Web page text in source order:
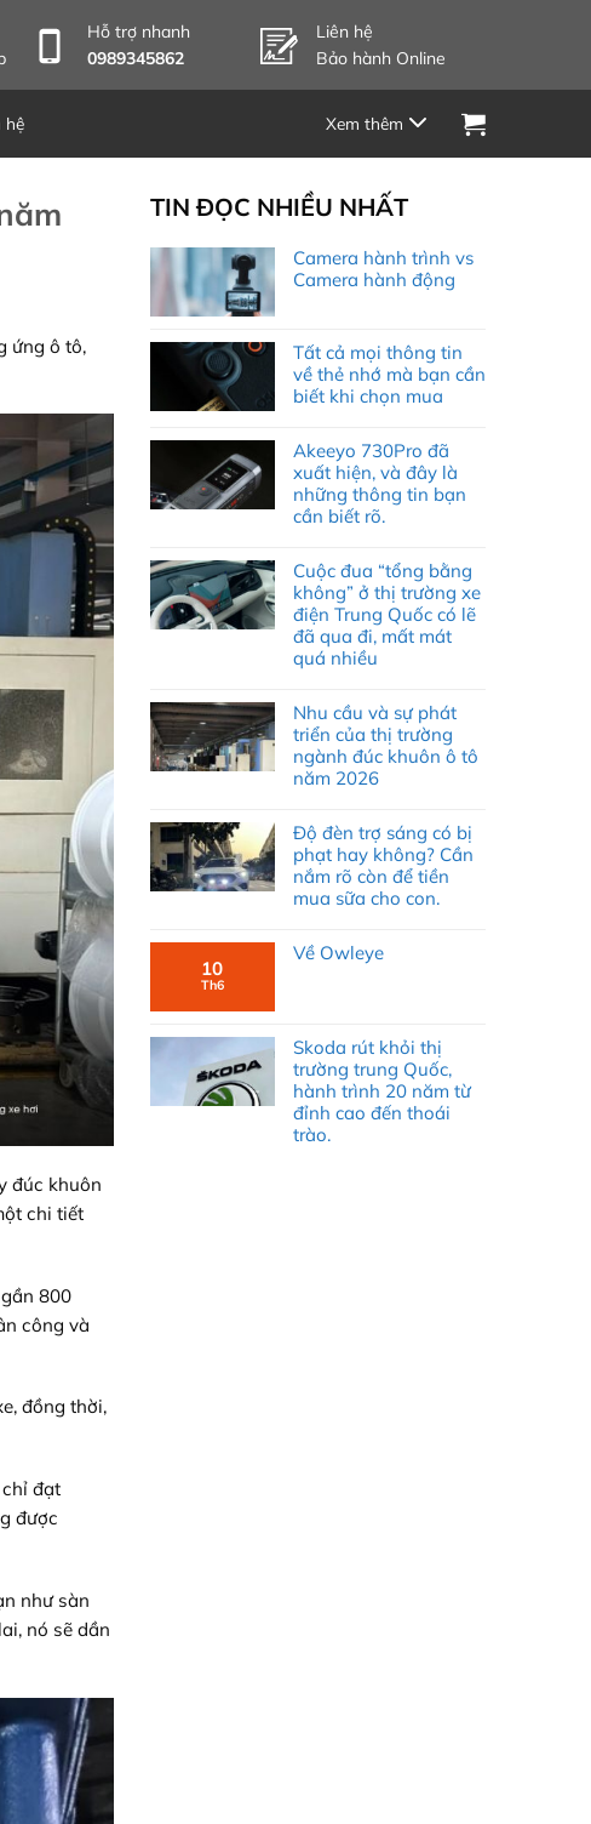
Hỗ trợ nhanh
0989345862
Liên hệ
Bảo hành Online
hệ
ứng ô tô,
đúc khuôn
chi tiết
800
công và
đồng thời,
đạt
được
như sàn
nó sẽ dần
TIN ĐỌC NHIỀU NHẤT
Camera hành trình vs
Camera hành động
Tất cả mọi thông tin
về thẻ nhớ mà bạn cần
biết khi chọn mua
Akeeyo 730Pro đã
xuất hiện, và đây là
những thông tin bạn
cần biết rõ.
Cuộc đua “tổng bằng
không” ở thị trường xe
điện Trung Quốc có lẽ
đã qua đi, mất mát
quá nhiều
Nhu cầu và sự phát
triển của thị trường
ngành đúc khuôn ô tô
năm 2026
Độ đèn trợ sáng có bị
phạt hay không? Cần
nắm rõ còn để tiền
mua sữa cho con.
10
Th6
Về Owleye
Skoda rút khỏi thị
trường trung Quốc,
hành trình 20 năm từ
đỉnh cao đến thoái
trào.